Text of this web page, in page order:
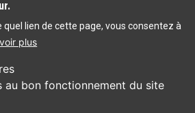
quel lien de cette page, vous consentez à
plus
au bon fonctionnement du site